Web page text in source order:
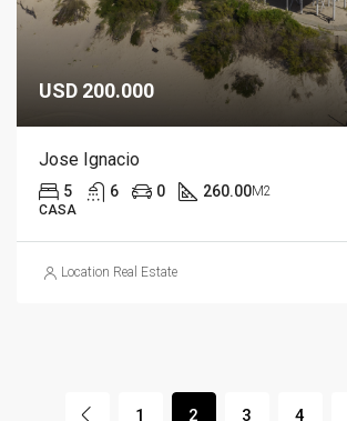
USD 200.000
Jose Ignacio
5 6 0 260.00M2
CASA
Location Real Estate
1 2 3 4